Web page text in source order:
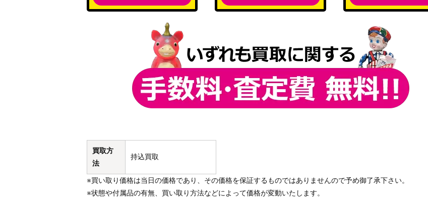
買取方
法
持込買取
※買い取り価格は当日の価格であり、その価格を保証するものではありませんので予め御了承下さい。
※状態や付属品の有無、買い取り方法などによって価格が変動いたします。